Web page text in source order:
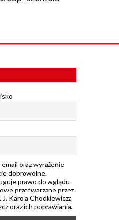
oraz wyrażenie
dobrowolne.
prawo do wglądu
przetwarzane przez
J. Karola Chodkiewicza
oraz ich poprawiania.